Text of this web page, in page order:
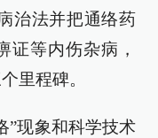
治法并把通络药
证等内伤杂病，
里程碑。
”现象和科学技术